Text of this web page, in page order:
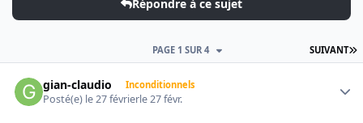
Répondre à ce sujet
SUIVANT
PAGE 1 SUR 4
gian-claudio Inconditionnels
Posté(e) le 27 févrierle 27 févr.